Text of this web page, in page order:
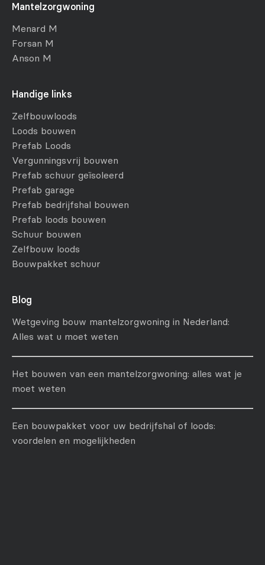
Mantelzorgwoning
Menard M
Forsan M
Anson M
Handige links
Zelfbouwloods
Loods bouwen
Prefab Loods
Vergunningsvrij bouwen
Prefab schuur geïsoleerd
Prefab garage
Prefab bedrijfshal bouwen
Prefab loods bouwen
Schuur bouwen
Zelfbouw loods
Bouwpakket schuur
Blog
Wetgeving bouw mantelzorgwoning in Nederland:
Alles wat u moet weten
Het bouwen van een mantelzorgwoning: alles wat je
moet weten
Een bouwpakket voor uw bedrijfshal of loods:
voordelen en mogelijkheden